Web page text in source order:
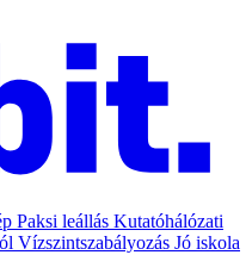
Paksi leállás Kutatóhálózati
Vízszintszabályozás Jó iskola